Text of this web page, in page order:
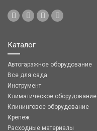
Каталог
Автогаражное оборудование
Все для сада
Инструмент
Климатическое оборудование
Клининговое оборудование
Крепеж
Расходные материалы